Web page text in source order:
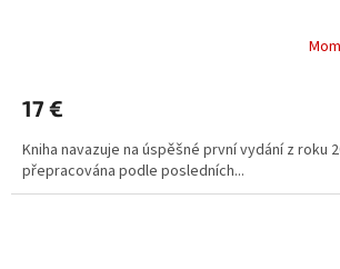
17 €
Kniha navazuje na úspěšné první vydání z roku
přepracována podle posledních...